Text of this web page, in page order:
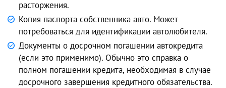
расторжения.
Копия паспорта собственника авто. Может
потребоваться для идентификации автолюбителя.
Документы о досрочном погашении автокредита
(если это применимо). Обычно это справка о
полном погашении кредита, необходимая в случае
досрочного завершения кредитного обязательства.